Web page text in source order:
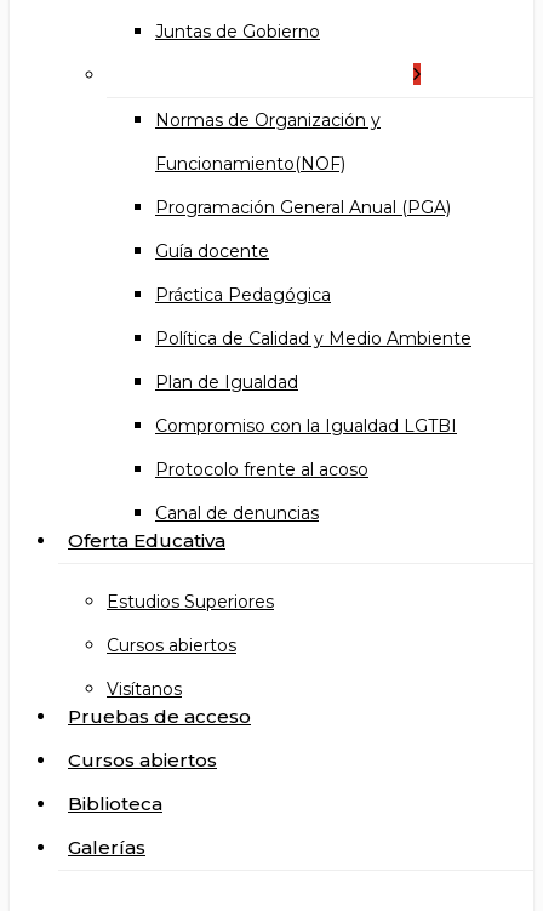
Juntas de Gobierno
Normas de Organización y
Funcionamiento(NOF)
Programación General Anual (PGA)
Guía docente
Práctica Pedagógica
Política de Calidad y Medio Ambiente
Plan de Igualdad
Compromiso con la Igualdad LGTBI
Protocolo frente al acoso
Canal de denuncias
Oferta Educativa
Estudios Superiores
Cursos abiertos
Visítanos
Pruebas de acceso
Cursos abiertos
Biblioteca
Galerías